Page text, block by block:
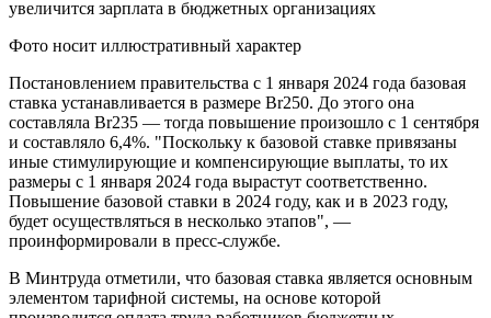
Фото носит иллюстративный характер
Постановлением правительства с 1 января 2024 года базовая
ставка устанавливается в размере Br250. До этого она
составляла Br235 — тогда повышение произошло с 1 сентября
и составляло 6,4%. "Поскольку к базовой ставке привязаны
иные стимулирующие и компенсирующие выплаты, то их
размеры с 1 января 2024 года вырастут соответственно.
Повышение базовой ставки в 2024 году, как и в 2023 году,
будет осуществляться в несколько этапов", —
проинформировали в пресс-службе.
В Минтруда отметили, что базовая ставка является основным
элементом тарифной системы, на основе которой